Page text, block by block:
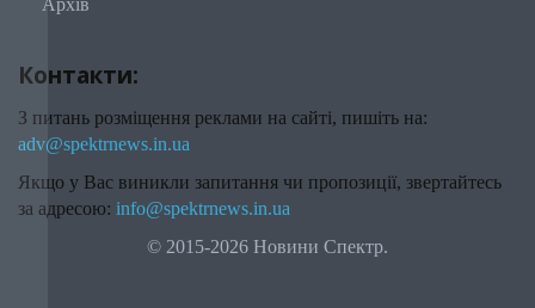
Архів
Контакти:
З питань розміщення реклами на сайті, пишіть на:
adv@spektrnews.in.ua
Якщо у Вас виникли запитання чи пропозиції, звертайтесь
за адресою: info@spektrnews.in.ua
© 2015-2026 Новини Спектр.